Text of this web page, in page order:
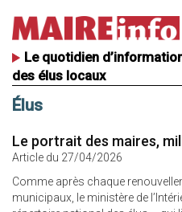
Le quotidien
des élus locaux
Élus
Le portrait des maires,
Article du 27/04/2026
Comme après chaque
municipaux, le ministère de